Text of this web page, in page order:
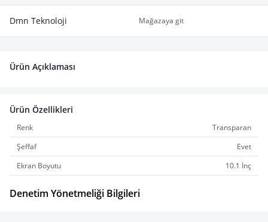
Dmn Teknoloji Mağazaya git
Ürün Açıklaması
Ürün Özellikleri
Renk
Transparan
Şeffaf
Evet
Ekran Boyutu
10.1 İnç
Denetim Yönetmeliği Bilgileri